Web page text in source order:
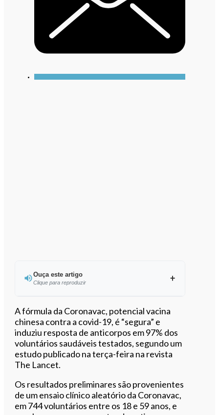
Ouça este artigo
Clique para reproduzir
Ouvir este artigo
A fórmula da Coronavac, potencial vacina
chinesa contra a covid-19, é “segura” e
induziu resposta de anticorpos em 97% dos
voluntários saudáveis testados, segundo um
estudo publicado na terça-feira na revista
The Lancet.
Os resultados preliminares são provenientes
de um ensaio clínico aleatório da Coronavac,
em 744 voluntários entre os 18 e 59 anos, e